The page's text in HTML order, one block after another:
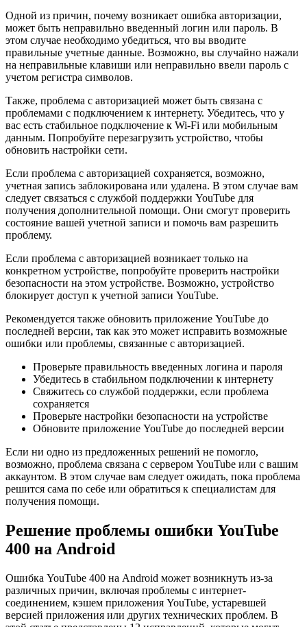
Одной из причин, почему возникает ошибка авторизации,
может быть неправильно введенный логин или пароль. В
этом случае необходимо убедиться, что вы вводите
правильные учетные данные. Возможно, вы случайно нажали
на неправильные клавиши или неправильно ввели пароль с
учетом регистра символов.
Также, проблема с авторизацией может быть связана с
проблемами с подключением к интернету. Убедитесь, что у
вас есть стабильное подключение к Wi-Fi или мобильным
данным. Попробуйте перезагрузить устройство, чтобы
обновить настройки сети.
Если проблема с авторизацией сохраняется, возможно,
учетная запись заблокирована или удалена. В этом случае вам
следует связаться с службой поддержки YouTube для
получения дополнительной помощи. Они смогут проверить
состояние вашей учетной записи и помочь вам разрешить
проблему.
Если проблема с авторизацией возникает только на
конкретном устройстве, попробуйте проверить настройки
безопасности на этом устройстве. Возможно, устройство
блокирует доступ к учетной записи YouTube.
Рекомендуется также обновить приложение YouTube до
последней версии, так как это может исправить возможные
ошибки или проблемы, связанные с авторизацией.
Проверьте правильность введенных логина и пароля
Убедитесь в стабильном подключении к интернету
Свяжитесь со службой поддержки, если проблема
сохраняется
Проверьте настройки безопасности на устройстве
Обновите приложение YouTube до последней версии
Если ни одно из предложенных решений не помогло,
возможно, проблема связана с сервером YouTube или с вашим
аккаунтом. В этом случае вам следует ожидать, пока проблема
решится сама по себе или обратиться к специалистам для
получения помощи.
Решение проблемы ошибки YouTube
400 на Android
Ошибка YouTube 400 на Android может возникнуть из-за
различных причин, включая проблемы с интернет-
соединением, кэшем приложения YouTube, устаревшей
версией приложения или других технических проблем. В